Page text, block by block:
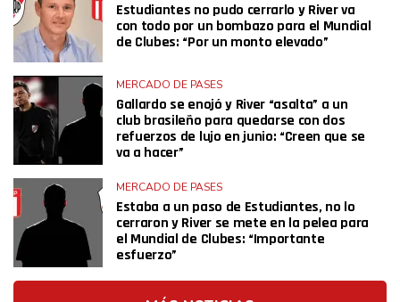
Estudiantes no pudo cerrarlo y River va
con todo por un bombazo para el Mundial
de Clubes: “Por un monto elevado”
MERCADO DE PASES
Gallardo se enojó y River “asalta” a un
club brasileño para quedarse con dos
refuerzos de lujo en junio: “Creen que se
va a hacer”
MERCADO DE PASES
Estaba a un paso de Estudiantes, no lo
cerraron y River se mete en la pelea para
el Mundial de Clubes: “Importante
esfuerzo”